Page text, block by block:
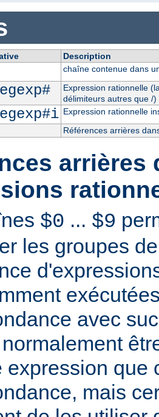
Description
chaîne contenue dans
Expression rationnelle
délimiteurs autres que /)
Expression rationnelle
Références arrières
arrières
$0 ... $9
les groupes
avec
expression que
mais